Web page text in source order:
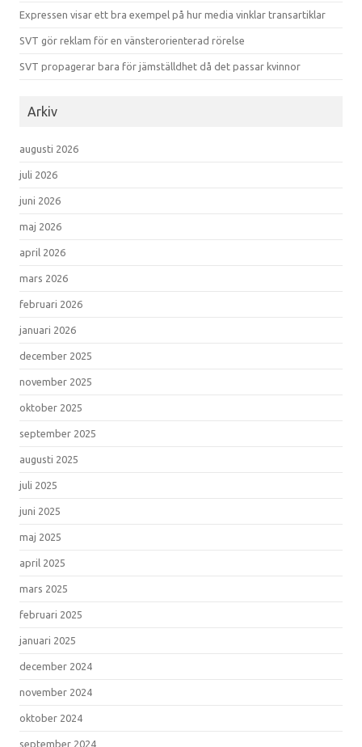
Expressen visar ett bra exempel på hur media vinklar transartiklar
SVT gör reklam för en vänsterorienterad rörelse
SVT propagerar bara för jämställdhet då det passar kvinnor
Arkiv
augusti 2026
juli 2026
juni 2026
maj 2026
april 2026
mars 2026
februari 2026
januari 2026
december 2025
november 2025
oktober 2025
september 2025
augusti 2025
juli 2025
juni 2025
maj 2025
april 2025
mars 2025
februari 2025
januari 2025
december 2024
november 2024
oktober 2024
september 2024